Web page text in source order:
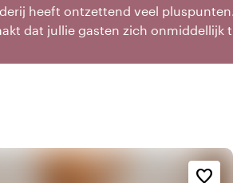
heeft ontzettend veel
dat jullie gasten zich onmiddellijk
thema van je bruiloft te
boerderijen in Bunnik waar jij
favorite_border
Sfeer en esthetiek
Bereikbaarheid en ligging